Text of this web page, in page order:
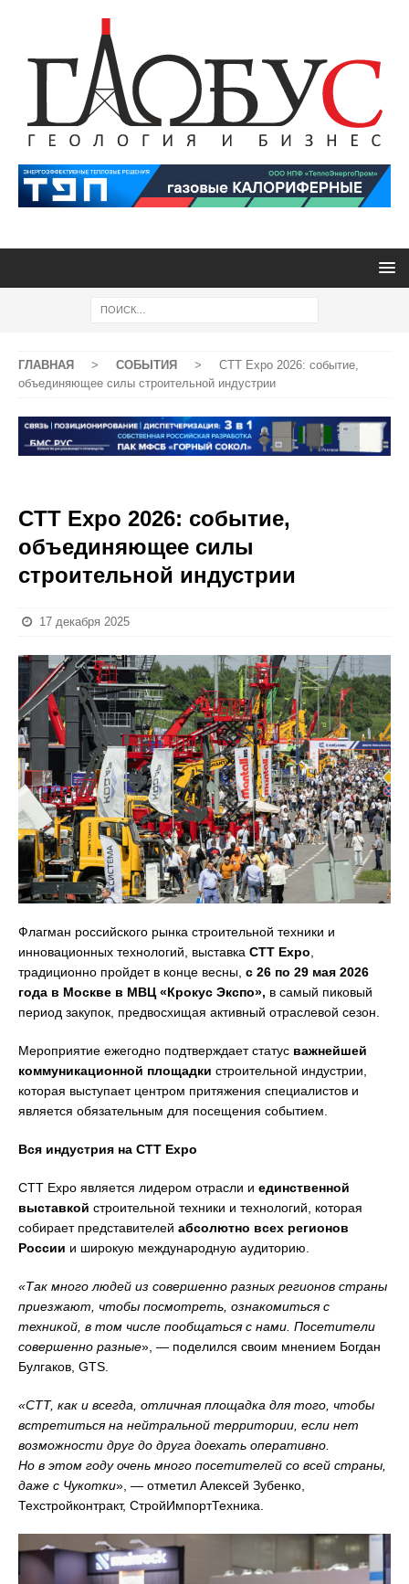
ГЛАВНАЯ > СОБЫТИЯ >
CTT Expo 2026: событие,
объединяющее силы строительной индустрии
CTT Expo 2026: событие,
объединяющее силы
строительной индустрии
17 декабря 2025
Флагман российского рынка строительной техники и
инновационных технологий, выставка CTT Expo
традиционно пройдет в конце весны, с 26 по 29 мая 2026
года в Москве в МВЦ «Крокус Экспо», в самый пиковый
период закупок, предвосхищая активный отраслевой сезон.
Мероприятие ежегодно подтверждает статус важнейшей
коммуникационной площадки строительной индустрии,
которая выступает центром притяжения специалистов и
является обязательным для посещения событием.
Вся индустрия на CTT Expo
CTT Expo является лидером отрасли и единственной
выставкой строительной техники и технологий, которая
собирает представителей абсолютно всех регионов
России и широкую международную аудиторию.
«Так много людей из совершенно разных регионов страны
приезжают, чтобы посмотреть, ознакомиться с
техникой, в том числе пообщаться с нами. Посетители
совершенно разные», — поделился своим мнением Богдан
Булгаков, GTS.
«СТТ, как и всегда, отличная площадка для того, чтобы
встретиться на нейтральной территории, если нет
возможности друг до друга доехать оперативно.
Но в этом году очень много посетителей со всей страны,
даже с Чукотки», — отметил Алексей Зубенко,
Техстройконтракт, СтройИмпортТехника.